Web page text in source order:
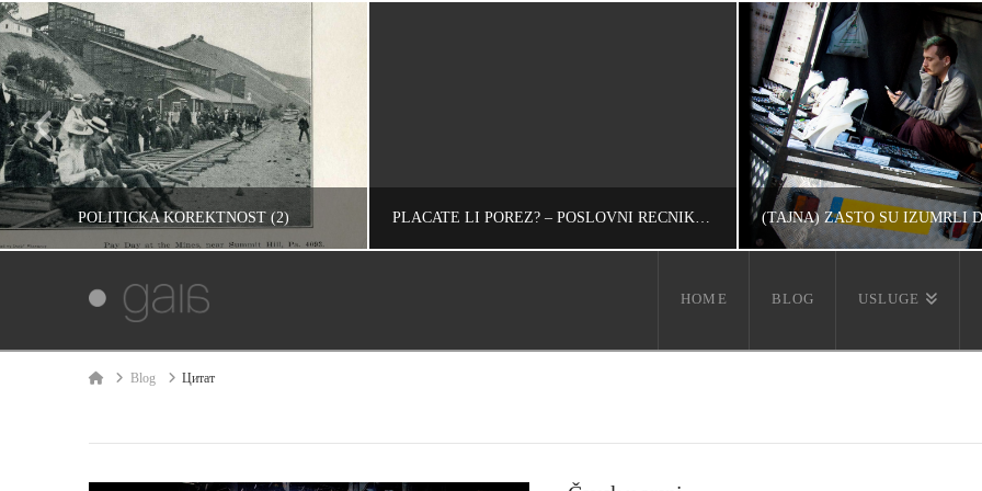
POLITIČKA KOREKTNOST (2)
HR, RAZMIŠLJANJA, UNCATEGORIZED, ŽIVOT
PLAĆATE LI POREZ? – POSLOVNI REČNIK (3)
HOME BLOG USLUGE
HomeBlog Цитат